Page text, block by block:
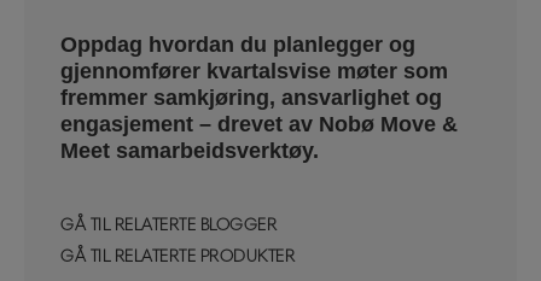
Oppdag hvordan du planlegger og
gjennomfører kvartalsvise møter som
fremmer samkjøring, ansvarlighet og
engasjement – drevet av Nobø Move &
Meet samarbeidsverktøy.
GÅ TIL RELATERTE BLOGGER
GÅ TIL RELATERTE PRODUKTER